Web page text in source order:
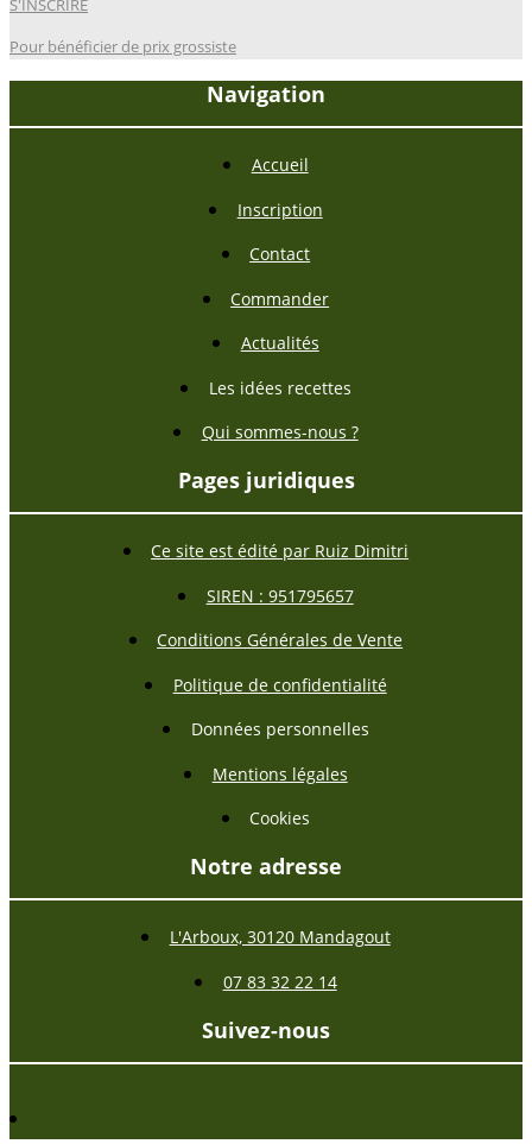
S'INSCRIRE
Pour bénéficier de prix grossiste
Navigation
Accueil
Inscription
Contact
Commander
Actualités
Les idées recettes
Qui sommes-nous ?
Pages juridiques
Ce site est édité par Ruiz Dimitri
SIREN : 951795657
Conditions Générales de Vente
Politique de confidentialité
Données personnelles
Mentions légales
Cookies
Notre adresse
L'Arboux, 30120 Mandagout
07 83 32 22 14
Suivez-nous